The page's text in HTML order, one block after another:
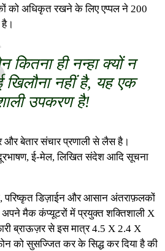
को अधिकृत रखने के लिए एप्पल ने 200
कितना ही नन्हा क्यों न
खिलौना नहीं है, यह एक
उपकरण है!
और बेतार संचार प्रणाली से लैस है।
ई-मेल, लिखित संदेश आदि सूचना
परिष्कृत डिज़ाईन और आसान अंतराफ़लकों
मैक कंप्यूटरों में प्रयुक्त शक्तिशाली X
ब्राऊज़र से इस मात्र 4.5 X 2.4 X
को सुसज्जित कर के सिद्ध कर दिया है की